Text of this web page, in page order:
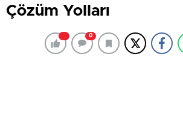
Çözüm Yolları
0